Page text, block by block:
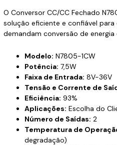
O Conversor CC/CC Fechado
solução eficiente e confiável para
demandam conversão de
Modelo: N7805-1CW
Potência: 7,5W
Faixa de Entrada: 8V-36V
Tensão e Corrente de
Eficiência: 93%
Aplicações: Escolha do
Número de Saídas: 2
Temperatura de
degradação)